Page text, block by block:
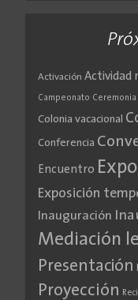
Activación Actividad
Campeonato Ceremonia
Colonia vacacional
Conferencia
Encuentro
Exposición
Inauguración
Mediación
Presentación
Proyección